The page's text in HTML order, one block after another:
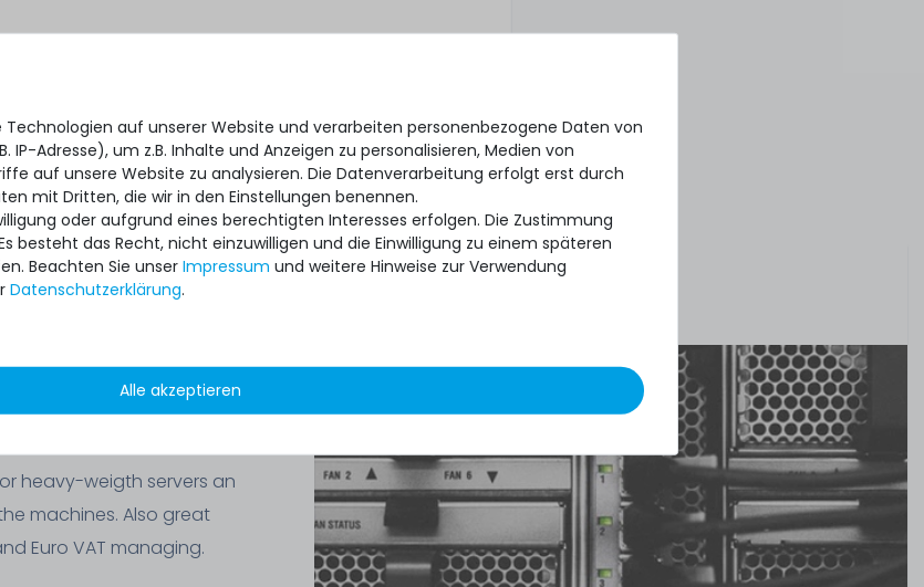
00347 / 332-00347+A0 / AFBR-57M5UMZ-EP1
sehr gut
Transceiver
heavy-weigth servers an
machines. Also great
Euro VAT managing.
auf unserer Website und verarbeiten personenbezogene Daten von
IP-Adresse), um z.B. Inhalte und Anzeigen zu personalisieren, Medien von
auf unsere Website zu analysieren. Die Datenverarbeitung erfolgt erst durch
mit Dritten, die wir in den Einstellungen benennen.
oder aufgrund eines berechtigten Interesses erfolgen. Die Zustimmung
besteht das Recht, nicht einzuwilligen und die Einwilligung zu einem späteren
Beachten Sie unser Impressum und weitere Hinweise zur Verwendung
Daten­schutz­erklärung.
Alle akzeptieren